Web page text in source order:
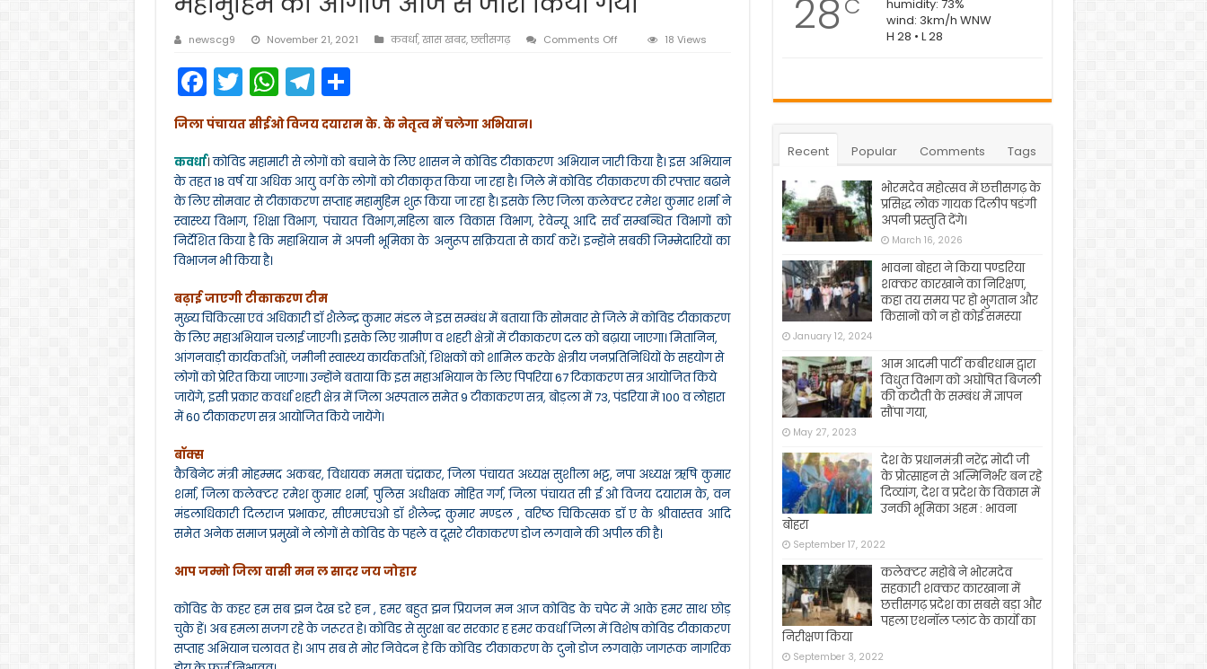
newscg9 November 21, 2021 कवर्धा,खास खबर,छत्तीसगढ़ Comments Offon
का
आगाज
से
जारी
किया
18 Views
F
a
c
e
b
o
o
T
w
itt
er
W
h
a
ts
A
p
p
T
el
e
gr
a
m
S
h
ar
e
जिला पंचायत सीईओ विजय दयाराम के. के नेतृत्व में चलेगा अभियान।
कवर्धा।कोविड महामारी से लोगों को बचाने के लिए शासन ने कोविड टीकाकरण अभियान जारी किया है। इस अभियान
के तहत 18 वर्ष या अधिक आयु वर्ग के लोगों को टीकाकृत किया जा रहा है। जिले में कोविड टीकाकरण की रफ्तार बढाने
के लिए सोमवार से टीकाकरण सप्ताह महामुहिम शुरू किया जा रहा है। इसके लिए जिला कलेक्टर रमेश कुमार शर्मा ने
स्वास्थ्य विभाग, शिक्षा विभाग, पंचायत विभाग,महिला बाल विकास विभाग, रेवेन्यू आदि सर्व सम्बन्धित विभागों को
निर्देशित किया है कि महाभियान में अपनी भूमिका के अनुरूप सक्रियता से कार्य करें। इन्होंने सबकी जिम्मेदारियों का
विभाजन भी किया है।
बढ़ाई जाएगी टीकाकरण टीम
मुख्य चिकित्सा एवं अधिकारी डॉ शैलेन्द्र कुमार मंडल ने इस सम्बंध में बताया कि सोमवार से जिले में कोविड टीकाकरण
के लिए महाअभियान चलाई जाएगी। इसके लिए ग्रामीण व शहरी क्षेत्रों में टीकाकरण दल को बढ़ाया जाएगा। मितानिन,
आंगनवाड़ी कार्यकर्ताओं, जमीनी स्वास्थ्य कार्यकर्ताओं, शिक्षकों को शामिल करके क्षेत्रीय जनप्रतिनिधियों के सहयोग से
लोगों को प्रेरित किया जाएगा। उन्होंने बताया कि इस महाअभियान के लिए पिपरिया 67 टिकाकरण सत्र आयोजित किये
जायेंगे, इसी प्रकार कवर्धा शहरी क्षेत्र में जिला अस्पताल समेत 9 टीकाकरण सत्र, बोड़ला में 73, पंडरिया में 100 व लोहारा
में 60 टीकाकरण सत्र आयोजित किये जायेंगे।
बॉक्स
कैबिनेट मंत्री मोहम्मद अकबर, विधायक ममता चंद्राकर, जिला पंचायत अध्यक्ष सुशीला भट्ट, नपा अध्यक्ष ऋषि कुमार
शर्मा, जिला कलेक्टर रमेश कुमार शर्मा, पुलिस अधीक्षक मोहित गर्ग, जिला पंचायत सी ई ओ विजय दयाराम के, वन
मंडलाधिकारी दिलराज प्रभाकर, सीएमएचओ डॉ शैलेन्द्र कुमार मण्डल , वरिष्ठ चिकित्सक डॉ ए के श्रीवास्तव आदि
समेत अनेक समाज प्रमुखों ने लोगों से कोविड के पहले व दूसरे टीकाकरण डोज लगवाने की अपील की है।
आप जम्मो जिला वासी मन ल सादर जय जोहार
कोविड के कहर हम सब झन देख डरे हन , हमर बहुत झन प्रियजन मन आज कोविड के चपेट में आके हमर साथ छोड़
चुके हें। अब हमला सजग रहे के जरूरत हे। कोविड से सुरक्षा बर सरकार ह हमर कवर्धा जिला में विशेष कोविड टीकाकरण
सप्ताह अभियान चलावत हे। आप सब से मोर निवेदन हे कि कोविड टीकाकरण के दुनो डोज लगवाक़े जागरूक नागरिक
28
humidity: 73%
wind: 3km/h WNW
H 28 • L 28
Recent Popular Comments Tags
भोरमदेव महोत्सव में छत्तीसगढ़ के
प्रसिद्ध लोक गायक दिलीप षडंगी
अपनी प्रस्तुति देंगे।
March 16, 2026
भावना बोहरा ने किया पण्डरिया
शक्कर कारखाने का निरिक्षण,
कहा तय समय पर हो भुगतान और
किसानों को न हो कोई समस्या
January 12, 2024
आम आदमी पार्टी कबीरधाम द्वारा
विधुत विभाग को अघोषित बिजली
की कटौती के सम्बंध में ज्ञापन
सौंपा गया,
May 27, 2023
देश के प्रधानमंत्री नरेंद्र मोदी जी
के प्रोत्साहन से अत्मिनिर्भर बन रहे
दिव्यांग, देश व प्रदेश के विकास में
उनकी भूमिका अहम : भावना
बोहरा
September 17, 2022
कलेक्टर महोबे ने भोरमदेव
सहकारी शक्कर कारखाना में
छत्तीसगढ़ प्रदेश का सबसे बड़ा और
पहला एथनॉल प्लांट के कार्यो का
निरीक्षण किया
September 3, 2022